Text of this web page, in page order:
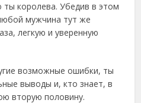
ты королева. Убедив в этом
мужчина тут же
легкую и уверенную
возможные ошибки, ты
выводы и, кто знает, в
вторую половину.